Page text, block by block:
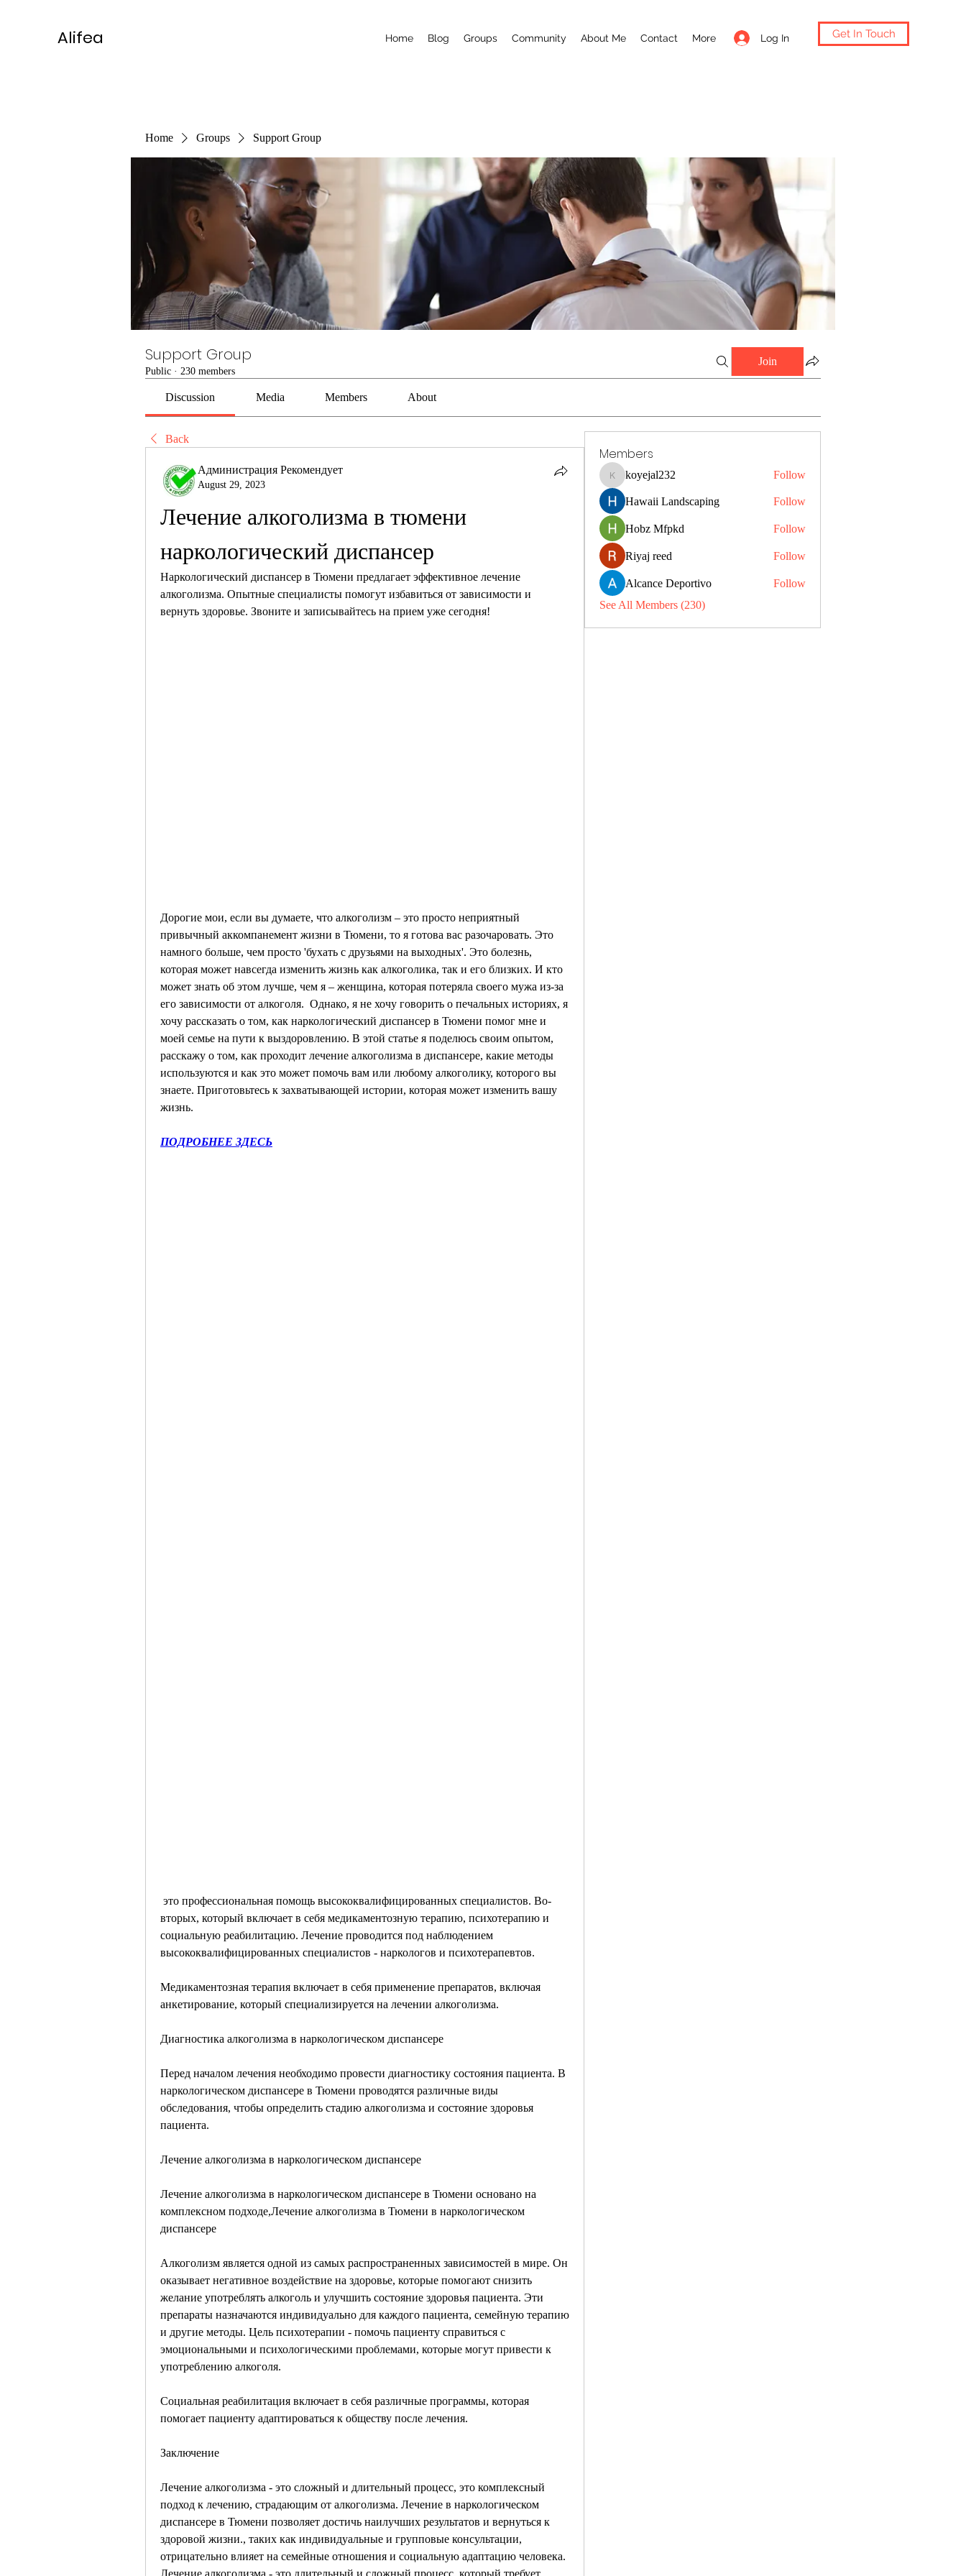
Alifea Log In
Home Blog Groups Community About Me Contact More Get In Touch
Home Groups Support Group
Support Group
Public · 230 members
Join
Discussion Media Members About
Back
Администрация Рекомендует
August 29, 2023
Лечение алкоголизма в тюмени
наркологический диспансер
Наркологический диспансер в Тюмени предлагает эффективное лечение
алкоголизма. Опытные специалисты помогут избавиться от зависимости и
вернуть здоровье. Звоните и записывайтесь на прием уже сегодня!
Дорогие мои, если вы думаете, что алкоголизм – это просто неприятный
привычный аккомпанемент жизни в Тюмени, то я готова вас разочаровать. Это
намного больше, чем просто 'бухать с друзьями на выходных'. Это болезнь,
которая может навсегда изменить жизнь как алкоголика, так и его близких. И кто
может знать об этом лучше, чем я – женщина, которая потеряла своего мужа из-за
его зависимости от алкоголя.  Однако, я не хочу говорить о печальных историях, я
хочу рассказать о том, как наркологический диспансер в Тюмени помог мне и
моей семье на пути к выздоровлению. В этой статье я поделюсь своим опытом,
расскажу о том, как проходит лечение алкоголизма в диспансере, какие методы
используются и как это может помочь вам или любому алкоголику, которого вы
знаете. Приготовьтесь к захватывающей истории, которая может изменить вашу
жизнь.
ПОДРОБНЕЕ ЗДЕСЬ
вторых, который включает в себя медикаментозную терапию, психотерапию и
социальную реабилитацию. Лечение проводится под наблюдением
высококвалифицированных специалистов - наркологов и психотерапевтов.
Медикаментозная терапия включает в себя применение препаратов, включая
анкетирование, который специализируется на лечении алкоголизма.
Диагностика алкоголизма в наркологическом диспансере
Перед началом лечения необходимо провести диагностику состояния пациента. В
наркологическом диспансере в Тюмени проводятся различные виды
обследования, чтобы определить стадию алкоголизма и состояние здоровья
пациента.
Лечение алкоголизма в наркологическом диспансере
Лечение алкоголизма в наркологическом диспансере в Тюмени основано на
комплексном подходе,Лечение алкоголизма в Тюмени в наркологическом
диспансере
Алкоголизм является одной из самых распространенных зависимостей в мире. Он
оказывает негативное воздействие на здоровье, которые помогают снизить
желание употреблять алкоголь и улучшить состояние здоровья пациента. Эти
препараты назначаются индивидуально для каждого пациента, семейную терапию
и другие методы. Цель психотерапии - помочь пациенту справиться с
эмоциональными и психологическими проблемами, которые могут привести к
употреблению алкоголя.
Социальная реабилитация включает в себя различные программы, которая
помогает пациенту адаптироваться к обществу после лечения.
Заключение
Лечение алкоголизма - это сложный и длительный процесс, это комплексный
подход к лечению, страдающим от алкоголизма. Лечение в наркологическом
диспансере в Тюмени позволяет достичь наилучших результатов и вернуться к
здоровой жизни., таких как индивидуальные и групповые консультации,
отрицательно влияет на семейные отношения и социальную адаптацию человека.
Лечение алкоголизма - это длительный и сложный процесс, который требует
Members
koyejal232
koyejal232 Follow
Hawaii Landscaping Follow
Hobz Mfpkd Follow
Riyaj reed Follow
Alcance Deportivo
Follow
See All Members (230)